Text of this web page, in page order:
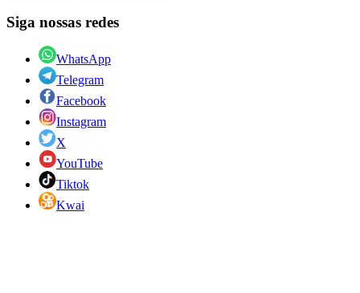
Siga nossas redes
WhatsApp
Telegram
Facebook
Instagram
X
YouTube
Tiktok
Kwai